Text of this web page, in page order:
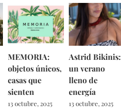
MEMORIA:
objetos únicos,
casas que
sienten
13 octubre, 2025
Astrid Bikinis:
un verano
lleno de
energía
13 octubre, 2025